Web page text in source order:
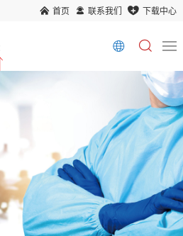
首页 联系我们
下载中心